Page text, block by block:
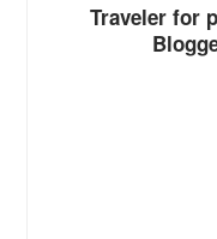
Traveler for